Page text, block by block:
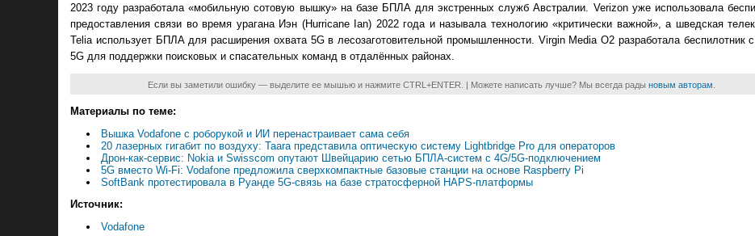
2023 году разработала «мобильную сотовую вышку» на базе БПЛА для экстренных служб Австралии. Verizon уже использовала
предоставления связи во время урагана Иэн (Hurricane Ian) 2022 года и называла технологию «критически важной», а шведская
Telia использует БПЛА для расширения охвата 5G в лесозаготовительной промышленности. Virgin Media O2 разработала беспилотник
5G для поддержки поисковых и спасательных команд в отдалённых районах.
Если вы заметили ошибку — выделите ее мышью и нажмите CTRL+ENTER. | Можете написать лучше? Мы всегда рады новым авторам
Материалы по теме:
Вышка Vodafone с роборукой и ИИ перенастраивает сама себя
20 лазерных гигабит по воздуху: Taara представила оптическую систему Lightbridge Pro для операторов
Дрон-как-сервис: Nokia и Swisscom опутают Швейцарию сетью БПЛА-систем с 4G/5G-подключением
5G вместо Wi-Fi: Vodafone предложила сверхкомпактные базовые станции на основе Raspberry Pi
SoftBank протестировала в Руанде 5G-связь на базе стратосферной HAPS-платформы
Источник:
Vodafone